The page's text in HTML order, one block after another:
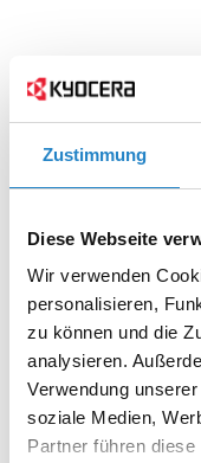
Zustimmung
Diese Webseite
Wir verwenden
personalisieren,
zu können und die
analysieren.
Verwendung
soziale Medien,
Partner führen